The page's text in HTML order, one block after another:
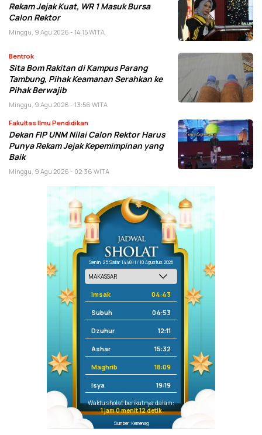
Rekam Jejak Kuat, WR 1 Masuk Bursa
Calon Rektor
Minggu, 9 Agu 2026 - 14:15 WITA
Bentrok
Sita Bom Rakitan di Kampus Parang
Tambung, Pihak Keamanan Serahkan ke
Pihak Berwajib
Minggu, 9 Agu 2026 - 13:56 WITA
Fakultas Ilmu Pendidikan
Dekan FIP UNM Nilai Calon Rektor Harus
Punya Rekam Jejak Kepemimpinan yang
Baik
Minggu, 9 Agu 2026 - 02:36 WITA
Senin, 25 Safar 1448 H / 10 Agustus 2026
Imsak 04:43
Subuh 04:53
Dzuhur 12:11
Ashar 15:32
Maghrib 18:09
Isya 19:19
Waktu sholat berikutnya dalam:
1 jam 0 menit 12 detik
Sumber: Kemenag